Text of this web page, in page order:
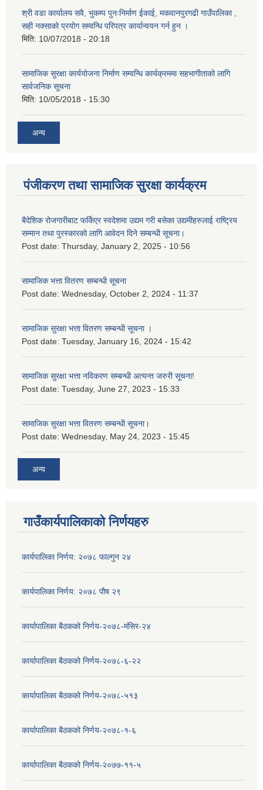
श्री वडा कार्यालय सवै, भुकम्प पुनःनिर्माण ईकाई, मकवानपुरगढी गाउँपालिका ,
सही नक्साको प्रयोग सम्वन्धि परिपत्र कार्यान्वयन गर्न हुन ।
मिति: 10/07/2018 - 20:18
सामाजिक सुरक्षा कार्ययोजना निर्माण सम्वन्धि कार्यक्रममा सहभागीताको लागि
सार्वजनिक सूचना
मिति: 10/05/2018 - 15:30
अन्य
पंजीकरण तथा सामाजिक सुरक्षा कार्यक्रम
बैदेशिक रोजगारीबाट फर्किएर स्वदेशमा उद्यम गरी बसेका उद्यमीहरुलाई राष्‍ट्रिय
सम्मान तथा पुरस्कारको लागि आवेदन दिने सम्बन्धी सूचना।
Post date: Thursday, January 2, 2025 - 10:56
सामाजिक भत्ता वितरण सम्बन्धी सूचना
Post date: Wednesday, October 2, 2024 - 11:37
सामाजिक सुरक्षा भत्ता वितरण सम्बन्धी सूचना ।
Post date: Tuesday, January 16, 2024 - 15:42
सामाजिक सुरक्षा भत्ता नविकरण सम्बन्धी अत्यन्त जरुरी सूचना!
Post date: Tuesday, June 27, 2023 - 15:33
सामाजिक सुरक्षा भत्ता वितरण सम्बन्धी सूचना।
Post date: Wednesday, May 24, 2023 - 15:45
अन्य
गाउँकार्यपालिकाको निर्णयहरु
कार्यपालिका निर्णय: २०७८ फाल्गुन २४
कार्यपालिका निर्णय: २०७८ पौष २९
कार्यापालिका बैठकको निर्णय-२०७८-मंसिर-२४
कार्यापालिका बैठकको निर्णय-२०७८-६-२२
कार्यापालिका बैठकको निर्णय-२०७८-५१३
कार्यापालिका बैठकको निर्णय-२०७८-१-६
कार्यापालिका बैठकको निर्णय-२०७७-११-५